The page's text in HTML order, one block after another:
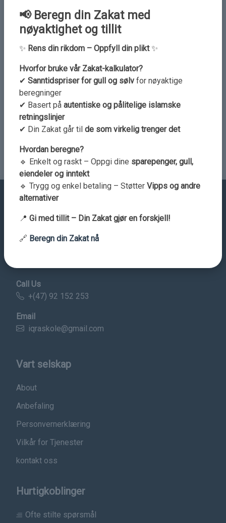
Send Comment
📢 Beregn din Zakat med
nøyaktighet og tillit
✨ Rens din rikdom – Oppfyll din plikt✨
Hvorfor bruke vår Zakat-kalkulator?
✔ Sanntidspriser for gull og sølv for nøyaktige
beregninger
✔ Basert på autentiske og pålitelige islamske
retningslinjer
✔ Din Zakat går til de som virkelig trenger det
Hvordan beregne?
🔹 Enkelt og raskt – Oppgi dine sparepenger, gull,
eiendeler og inntekt
🔹 Trygg og enkel betaling – Støtter Vipps og andre
alternativer
📍 Gi med tillit – Din Zakat gjør en forskjell!
🔗 Beregn din Zakat nå
Call Us
+(47) 92 152 253
Email
iqraskole@gmail.com
Vart selskap
About
Anbefaling
Personvernerklæring
Vilkår for Tjenester
kontakt oss
Hurtigkoblinger
Ofte stilte spørsmål